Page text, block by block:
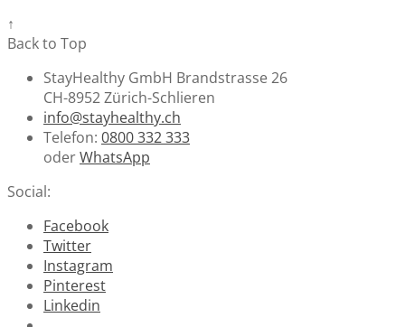
↑
Back to Top
StayHealthy GmbH Brandstrasse 26
CH-8952 Zürich-Schlieren
info@stayhealthy.ch
Telefon: 0800 332 333
oderWhatsApp
Social:
Facebook
Twitter
Instagram
Pinterest
Linkedin